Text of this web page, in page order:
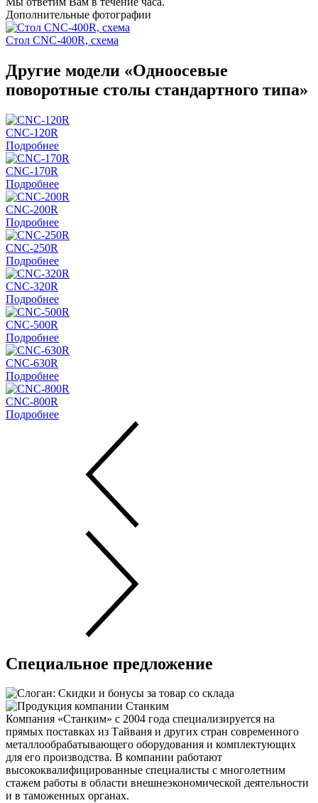
Дополнительные фотографии
Стол CNC-400R, схема
Другие модели «Одноосевые
поворотные столы стандартного типа»
CNC-120R
Подробнее
CNC-170R
Подробнее
CNC-200R
Подробнее
CNC-250R
Подробнее
CNC-320R
Подробнее
CNC-500R
Подробнее
CNC-630R
Подробнее
CNC-800R
Подробнее
Специальное предложение
Компания «Станким» с 2004 года специализируется на
прямых поставках из Тайваня и других стран современного
металлообрабатывающего оборудования и комплектующих
для его производства. В компании работают
высококвалифицированные специалисты с многолетним
стажем работы в области внешнеэкономической деятельности
и в таможенных органах.